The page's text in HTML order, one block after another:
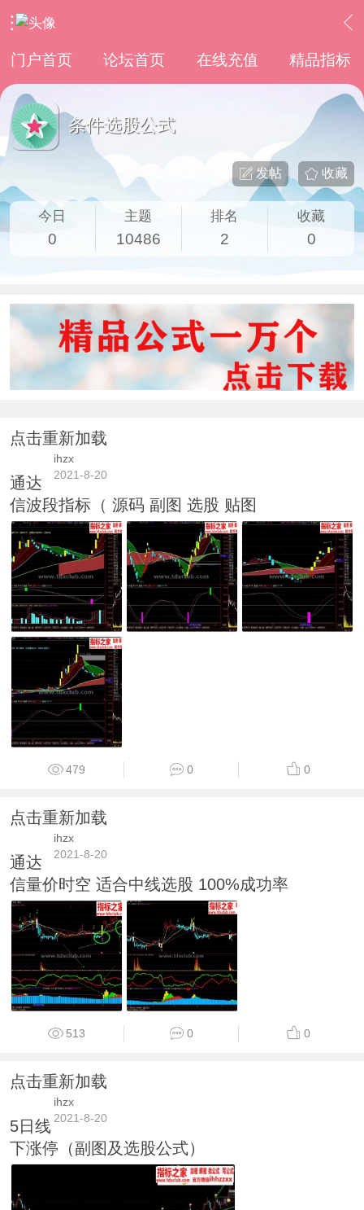
门户首页 论坛首页 在线充值 精品指标
条件选股公式
收藏
发帖
今日
0
主题
10486
排名
2
收藏
0
点击重新加载
ihzx
2021-8-20
通达
信波段指标（ 源码 副图 选股 贴图
479 0 0
点击重新加载
ihzx
2021-8-20
通达
信量价时空 适合中线选股 100%成功率
513 0 0
点击重新加载
ihzx
2021-8-20
5日线
下涨停（副图及选股公式）